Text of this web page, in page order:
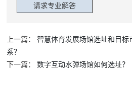
上一篇：
智慧体育发展场馆选址和目标
系？
下一篇：
数字互动水弹场馆如何选址？